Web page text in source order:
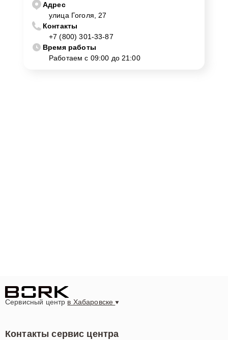
Адрес
улица Гоголя, 27
Контакты
+7 (800) 301-33-87
Время работы
Работаем с 09:00 до 21:00
Сервисный центр в Хабаровске
Контакты сервис центра